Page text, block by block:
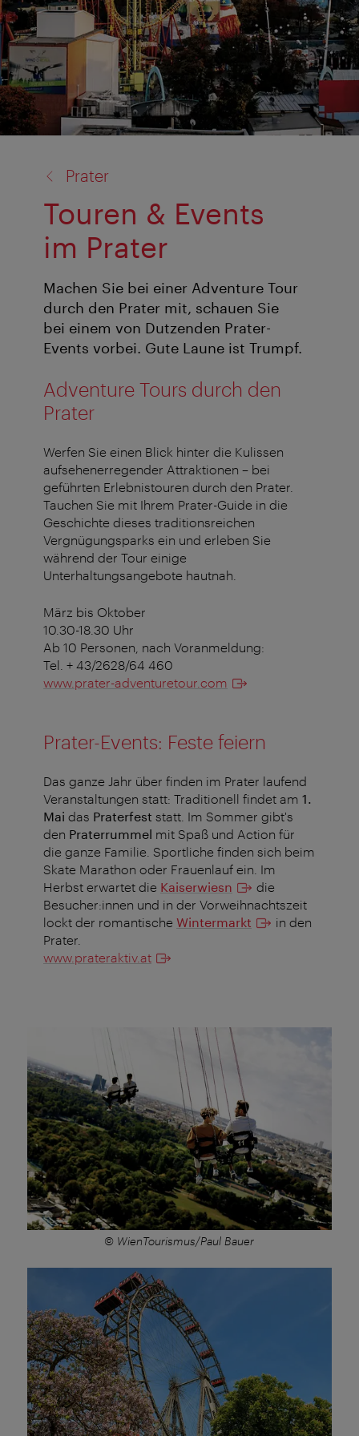
Prater
Touren & Events
im Prater
Machen Sie bei einer Adventure Tour
durch den Prater mit, schauen Sie
bei einem von Dutzenden Prater-
Events vorbei. Gute Laune ist Trumpf.
Adventure Tours durch den
Prater
Werfen Sie einen Blick hinter die Kulissen
aufsehenerregender Attraktionen – bei
geführten Erlebnistouren durch den Prater.
Tauchen Sie mit Ihrem Prater-Guide in die
Geschichte dieses traditionsreichen
Vergnügungsparks ein und erleben Sie
während der Tour einige
Unterhaltungsangebote hautnah.
März bis Oktober
10.30-18.30 Uhr
Ab 10 Personen, nach Voranmeldung:
Tel. + 43/2628/64 460
www.prater-adventuretour.com
Prater-Events: Feste feiern
Das ganze Jahr über finden im Prater laufend
Veranstaltungen statt: Traditionell findet am 1.
Mai das Praterfest statt. Im Sommer gibt's
den Praterrummel mit Spaß und Action für
die ganze Familie. Sportliche finden sich beim
Skate Marathon oder Frauenlauf ein. Im
Herbst erwartet die Kaiserwiesn
die
Besucher:innen und in der Vorweihnachtszeit
lockt der romantische Wintermarkt
in den
Prater.
www.prateraktiv.at
© WienTourismus/Paul Bauer